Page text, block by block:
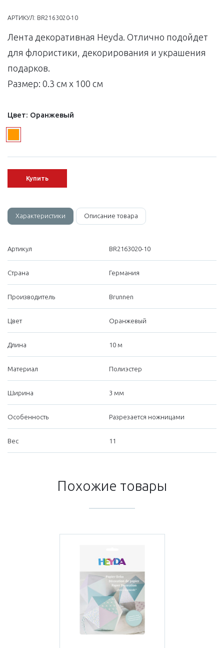
АРТИКУЛ: BR2163020-10
Лента декоративная Heyda. Отлично подойдет
для флористики, декорирования и украшения
подарков.
Размер: 0.3 см x 100 см
Цвет: Оранжевый
Купить
Характеристики Описание товара
Артикул BR2163020-10
Страна Германия
Производитель Brunnen
Цвет Оранжевый
Длина 10 м
Материал Полиэстер
Ширина 3 мм
Особенность Разрезается ножницами
Вес 11
Похожие товары